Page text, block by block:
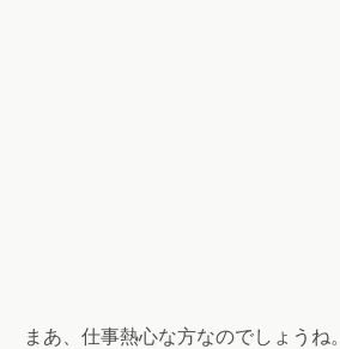
まあ、仕事熱心な方なのでしょうね。